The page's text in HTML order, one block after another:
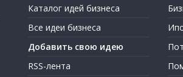
Каталог идей бизнеса
Все идеи бизнеса
Добавить свою идею
RSS-лента